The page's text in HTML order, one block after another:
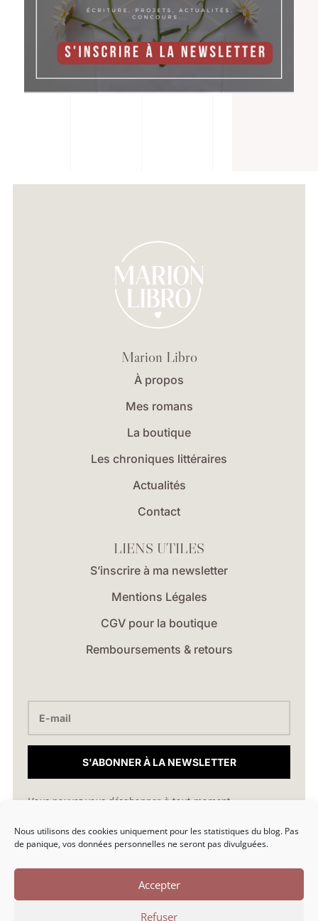
Nous utilisons des cookies uniquement pour les statistiques du blog. Pas
de panique, vos données personnelles ne seront pas divulguées.
Accepter
Refuser
Marion Libro
À propos
Mes romans
La boutique
Les chroniques littéraires
Actualités
Contact
LIENS UTILES
S’inscrire à ma newsletter
Mentions Légales
CGV pour la boutique
Remboursements & retours
S'ABONNER À LA NEWSLETTER
Vous pouvez vous désabonner à tout moment.
hello@marionlibro.fr